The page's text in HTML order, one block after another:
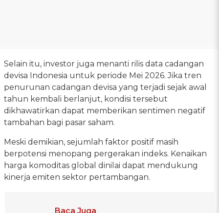
Selain itu, investor juga menanti rilis data cadangan
devisa Indonesia untuk periode Mei 2026. Jika tren
penurunan cadangan devisa yang terjadi sejak awal
tahun kembali berlanjut, kondisi tersebut
dikhawatirkan dapat memberikan sentimen negatif
tambahan bagi pasar saham.
Meski demikian, sejumlah faktor positif masih
berpotensi menopang pergerakan indeks. Kenaikan
harga komoditas global dinilai dapat mendukung
kinerja emiten sektor pertambangan.
Baca Juga